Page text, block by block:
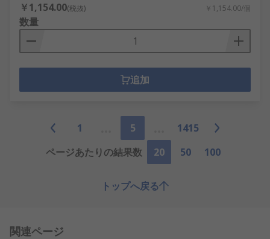
￥1,154.00(税抜) ￥1,154.00/個
数量
追加
1 5
1415
ページあたりの結果数
20 50 100
トップへ戻る
関連ページ